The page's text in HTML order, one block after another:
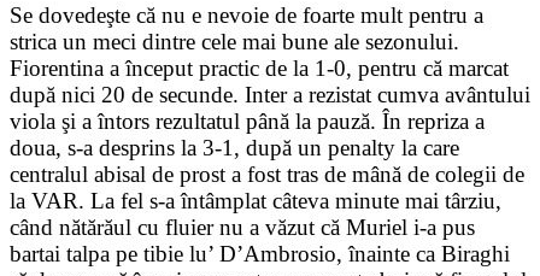
Se dovedeşte că nu e nevoie de foarte mult pentru a
strica un meci dintre cele mai bune ale sezonului.
Fiorentina a început practic de la 1-0, pentru că marcat
după nici 20 de secunde. Inter a rezistat cumva avântului
viola şi a întors rezultatul până la pauză. În repriza a
doua, s-a desprins la 3-1, după un penalty la care
centralul abisal de prost a fost tras de mână de colegii de
la VAR. La fel s-a întâmplat câteva minute mai târziu,
când nătărăul cu fluier nu a văzut că Muriel i-a pus
bartai talpa pe tibie lu’ D’Ambrosio, înainte ca Biraghi